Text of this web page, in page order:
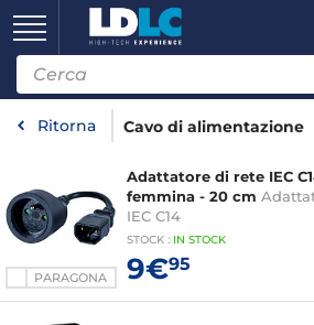
Ritorna Cavo di alimentazione
PARAGONA
Adattatore di rete IEC
femmina - 20 cm
IEC C14
STOCK : IN STOCK
9€95